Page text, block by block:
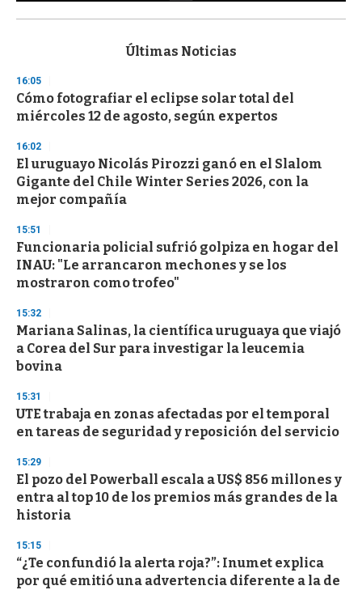
s
d
s
o
f
3
s
e
c
o
d
s
Últimas Noticias
16:05
Cómo fotografiar el eclipse solar total del
miércoles 12 de agosto, según expertos
16:02
El uruguayo Nicolás Pirozzi ganó en el Slalom
Gigante del Chile Winter Series 2026, con la
mejor compañía
15:51
Funcionaria policial sufrió golpiza en hogar del
INAU: "Le arrancaron mechones y se los
mostraron como trofeo"
15:32
Mariana Salinas, la científica uruguaya que viajó
a Corea del Sur para investigar la leucemia
bovina
15:31
UTE trabaja en zonas afectadas por el temporal
en tareas de seguridad y reposición del servicio
15:29
El pozo del Powerball escala a US$ 856 millones y
entra al top 10 de los premios más grandes de la
historia
15:15
“¿Te confundió la alerta roja?”: Inumet explica
por qué emitió una advertencia diferente a la de